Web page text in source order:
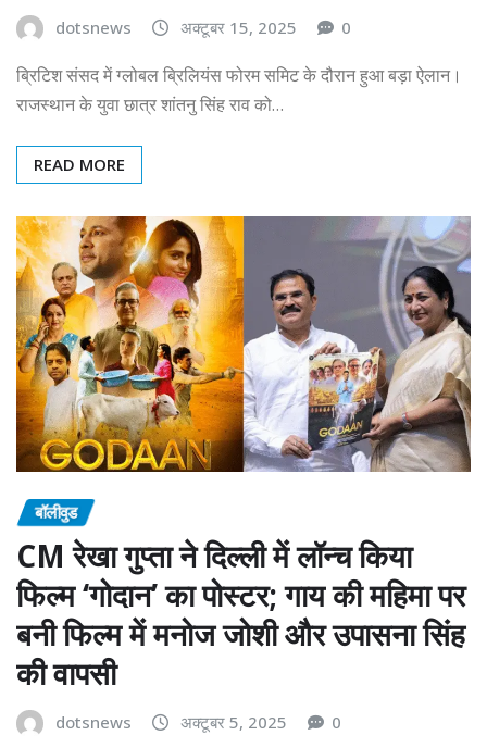
dotsnews अक्टूबर 15, 2025 0
ब्रिटिश संसद में ग्लोबल ब्रिलियंस फोरम समिट के दौरान हुआ बड़ा ऐलान।
राजस्थान के युवा छात्र शांतनु सिंह राव को…
READ MORE
बॉलीवुड
CM रेखा गुप्ता ने दिल्ली में लॉन्च किया
फिल्म ‘गोदान’ का पोस्टर; गाय की महिमा पर
बनी फिल्म में मनोज जोशी और उपासना सिंह
की वापसी
dotsnews अक्टूबर 5, 2025 0